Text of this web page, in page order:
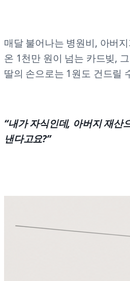
매달 불어나는 병원비, 아버
온 1천만 원이 넘는 카드빚,
딸의 손으로는 1원도 건드릴
“내가 자식인데, 아버지 재산
낸다고요?”